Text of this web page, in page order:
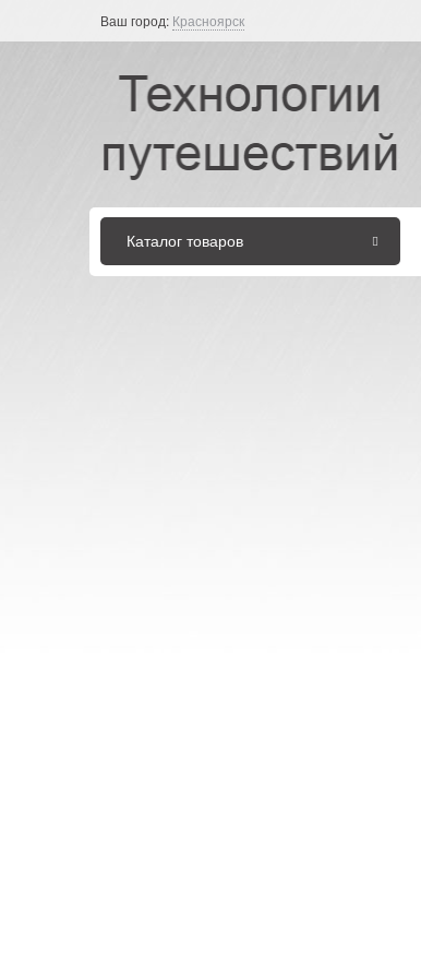
Ваш город: Красноярск
Каталог товаров